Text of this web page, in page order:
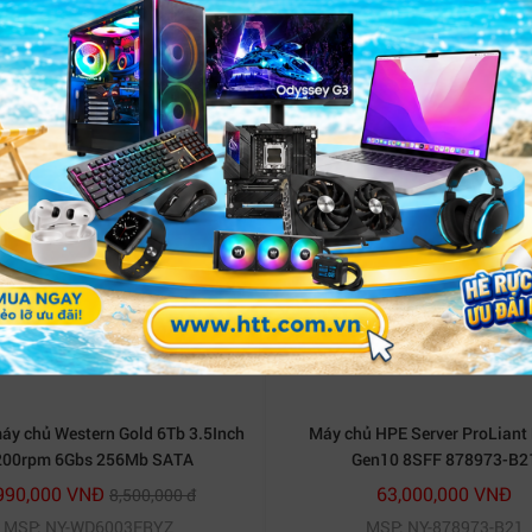
-18%
chủ Western Gold 6Tb 3.5Inch
6Gbs 256Mb SATA
(WD6003FRYZ)
VNĐ 8,500,000 đ
MSP: NY-WD6003FRYZ
Máy chủ HPE Server ProLiant
Gen10 8SFF 878973-
63,000,000 VNĐ
MSP: NY-878973-B21